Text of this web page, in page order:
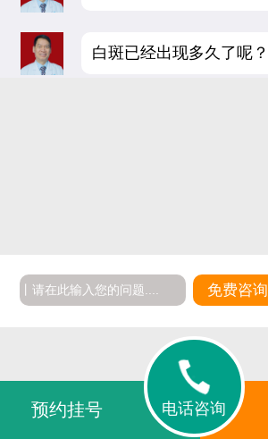
白斑已经出现多久了呢？
免费咨询
预约挂号 电话咨询